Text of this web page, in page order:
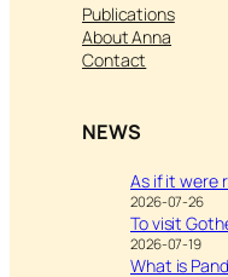
Publications
About Anna
Contact
NEWS
As if it were
2026-07-26
To visit
2026-07-19
What is